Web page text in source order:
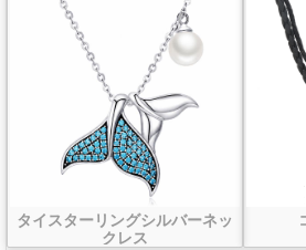
タイスターリングシルバーネッ
クレス